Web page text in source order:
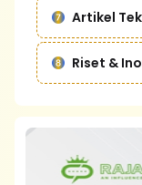
Artikel
Riset &